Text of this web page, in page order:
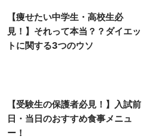
【痩せたい中学生・高校生必
見！】それって本当？？ダイエッ
トに関する3つのウソ
【受験生の保護者必見！】入試前
日・当日のおすすめ食事メニュ
ー！